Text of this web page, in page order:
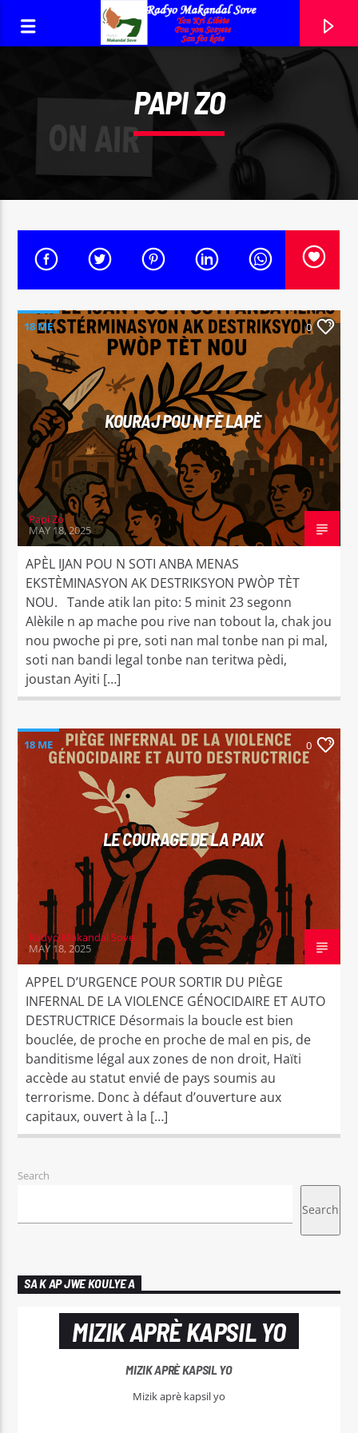
RADYO MAKANDAL SOVE
YON KRI LIBÈTE, POU YON SOSYETE, SAN FÒS KOTE!
CURRENT TRACK
PAWÒL POU LEVE KONSYANS
RADYO MAKANDAL SOVE
Radyo Makandal Sove
PAPI ZO
18 ME 0
KOURAJ POU N FÈ LAPÈ
Papi Zo
MAY 18, 2025
APÈL IJAN POU N SOTI ANBA MENAS
EKSTÈMINASYON AK DESTRIKSYON PWÒP TÈT
NOU. Tande atik lan pito: 5 minit 23 segonn
Alèkile n ap mache pou rive nan tobout la, chak jou
nou pwoche pi pre, soti nan mal tonbe nan pi mal,
soti nan bandi legal tonbe nan teritwa pèdi,
joustan Ayiti […]
18 ME 0
LE COURAGE DE LA PAIX
Radyo Makandal Sove
MAY 18, 2025
APPEL D’URGENCE POUR SORTIR DU PIÈGE
INFERNAL DE LA VIOLENCE GÉNOCIDAIRE ET AUTO
DESTRUCTRICE Désormais la boucle est bien
bouclée, de proche en proche de mal en pis, de
banditisme légal aux zones de non droit, Haïti
accède au statut envié de pays soumis au
terrorisme. Donc à défaut d’ouverture aux
capitaux, ouvert à la […]
Search
Search
SA K AP JWE KOULYE A
MIZIK APRÈ KAPSIL YO
MIZIK APRÈ KAPSIL YO
Mizik aprè kapsil yo